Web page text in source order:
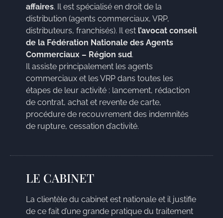
affaires. Il est spécialisé en droit de la
distribution (agents commerciaux, VRP,
distributeurs, franchisés). Il est l’avocat conseil
de la Fédération Nationale des Agents
Commerciaux – Région sud.
Il assiste principalement les agents
commerciaux et les VRP dans toutes les
étapes de leur activité : lancement, rédaction
de contrat, achat et revente de carte,
procédure de recouvrement des indemnités
de rupture, cessation d’activité.
LE CABINET
La clientèle du cabinet est nationale et il justifie
de ce fait d’une grande pratique du traitement